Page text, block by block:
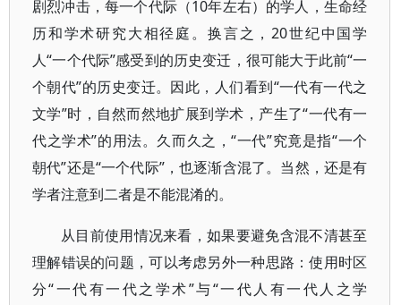
剧烈冲击，每一个代际（10年左右）的学人，生命经
历和学术研究大相径庭。换言之，20世纪中国学
人“一个代际”感受到的历史变迁，很可能大于此前“一
个朝代”的历史变迁。因此，人们看到“一代有一代之
文学”时，自然而然地扩展到学术，产生了“一代有一
代之学术”的用法。久而久之，“一代”究竟是指“一个
朝代”还是“一个代际”，也逐渐含混了。当然，还是有
学者注意到二者是不能混淆的。
从目前使用情况来看，如果要避免含混不清甚至
理解错误的问题，可以考虑另外一种思路：使用时区
分“一代有一代之学术”与“一代人有一代人之学